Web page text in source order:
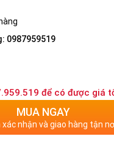
0987959519
để có được giá
MUA NGAY
xác nhận và giao hàng tận